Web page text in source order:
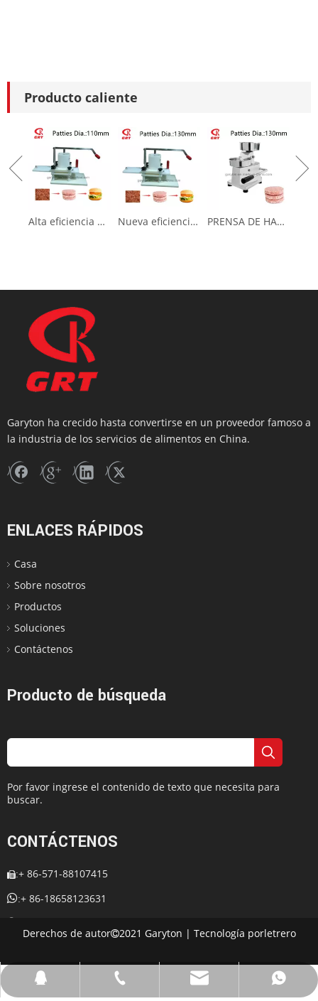
Producto caliente
Alta eficiencia Nueva prensa de hamburguesas para hacer pastel de carne (GRT-HR-110L) Nueva eficiencia nueva prensa de hamburguesas para hacer pastel de carne (GRT-HR-130L) PRENSA DE HAMBURRERA (GRT-HF100) Fabricante de empanadas de carne
Garyton ha crecido hasta convertirse en un proveedor famoso a
la industria de los servicios de alimentos en China.
ENLACES RÁPIDOS
Casa
Sobre nosotros
Productos
Soluciones
Contáctenos
Producto de búsqueda
Por favor ingrese el contenido de texto que necesita para
buscar.
+ 86-18658123631
cherrylee@garyton.cn
+ 86-18658123631
CONTÁCTENOS
:+ 86-571-88107415
:+ 86-18658123631
: 657098666
Derechos de autor2021 Garyton | Tecnología porletrero